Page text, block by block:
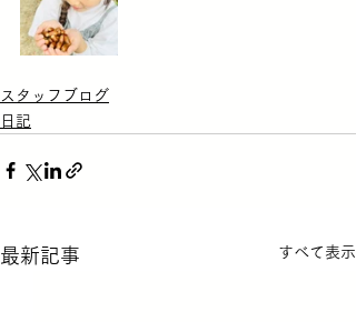
スタッフブログ
日記
最新記事 すべて表示